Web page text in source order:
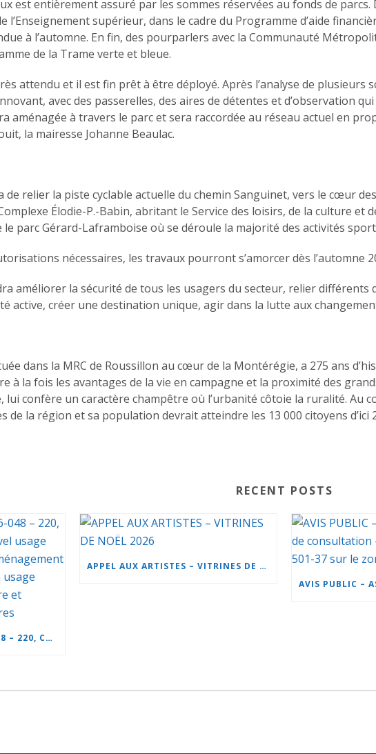
est entièrement assuré par les sommes réservées au fonds de
l’Enseignement supérieur, dans le cadre du Programme d’aide
à l’automne. En fin, des pourparlers avec la Communauté
de la Trame verte et bleue.
attendu et il est fin prêt à être déployé. Après l’analyse de plusieurs
avec des passerelles, des aires de détentes et d’observation
aménagée à travers le parc et sera raccordée au réseau actuel en
la mairesse Johanne Beaulac.
relier la piste cyclable actuelle du chemin Sanguinet, vers le cœur
Élodie-P.-Babin, abritant le Service des loisirs, de la culture et
le parc Gérard-Laframboise où se déroule la majorité des activités
nécessaires, les travaux pourront s’amorcer dès l’automne
améliorer la sécurité de tous les usagers du secteur, relier
active, créer une destination unique, agir dans la lutte aux
dans la MRC de Roussillon au cœur de la Montérégie, a 275 ans
à la fois les avantages de la vie en campagne et la proximité des
confère un caractère champêtre où l’urbanité côtoie la ruralité. Au
de la région et sa population devrait atteindre les 13 000 citoyens d’ici
RECENT POSTS
AVIS PUBLIC – DM-2026-048 – 220, CHEMIN SANGUINET – NOUVEL USAGE SUR UN LOT DÉROGATOIRE, AMÉNAGEMENT INTÉRIEUR D’UN IMMEUBLE À USAGE MIXTE, TERRASSE SAISONNIÈRE ET STATIONNEMENT DÉROGATOIRES
APPEL AUX ARTISTES – VITRINES DE NOËL 2026